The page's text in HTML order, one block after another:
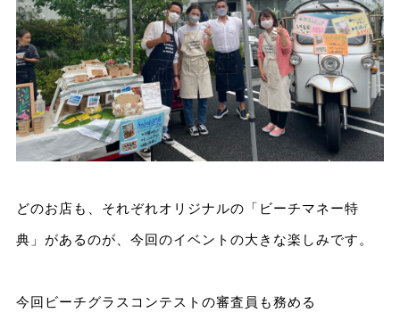
どのお店も、それぞれオリジナルの「ビーチマネー特
典」があるのが、今回のイベントの大きな楽しみです。
今回ビーチグラスコンテストの審査員も務める